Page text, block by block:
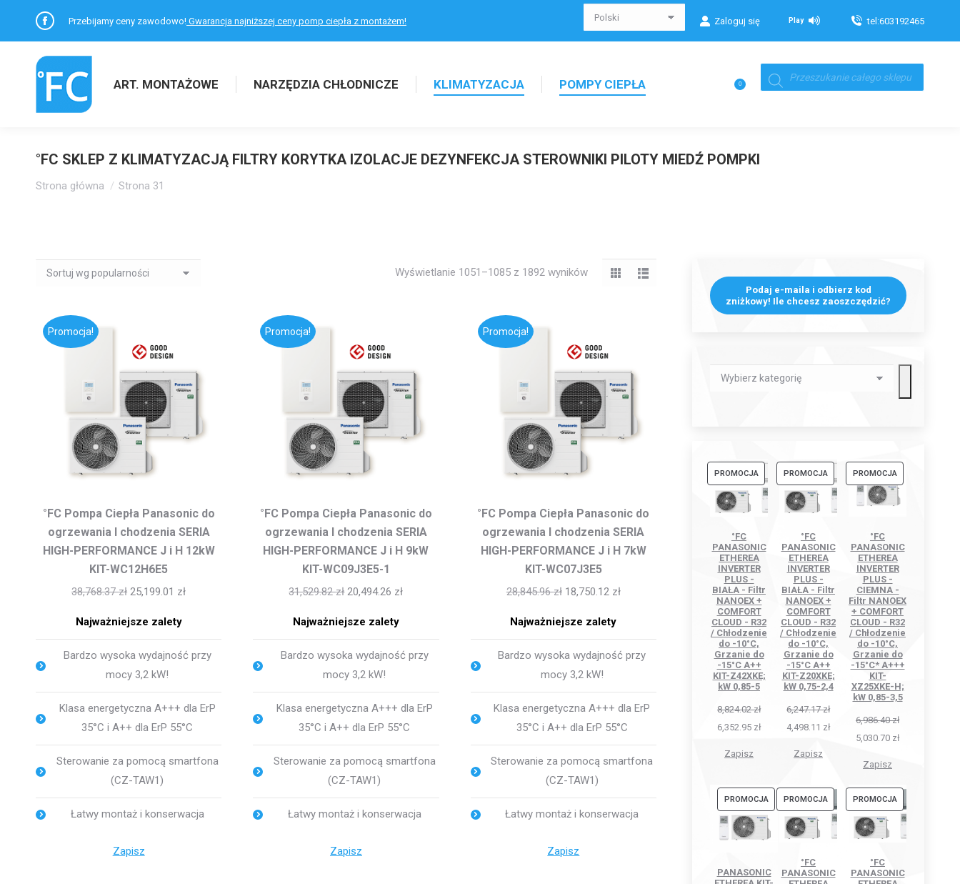
Facebook
w
nowym
Przebijamy ceny zawodowo! Gwarancja najniższej ceny pomp ciepła z montażem! Zaloguj się Play tel:603192465
ART. MONTAŻOWE NARZĘDZIA CHŁODNICZE KLIMATYZACJA POMPY CIEPŁA 0
Wyszukiwarka
produktów
°FC SKLEP Z KLIMATYZACJĄ FILTRY KORYTKA IZOLACJE DEZYNFEKCJA STEROWNIKI PILOTY MIEDŹ POMPKI
Jesteś tutaj:
Strona główna Strona 31
Wyświetlanie 1051–1085 z 1892 wyników
Promocja!
°FC Pompa Ciepła Panasonic do
ogrzewania I chodzenia SERIA
HIGH-PERFORMANCE J i H 12kW
KIT-WC12H6E5
38,768.37zł 25,199.01 zł
Najważniejsze zalety
Bardzo wysoka wydajność przy
mocy 3,2 kW!
Klasa energetyczna A+++ dla ErP
35°C i A++ dla ErP 55°C
Sterowanie za pomocą smartfona
(CZ-TAW1)
Łatwy montaż i konserwacja
Zapisz
Promocja!
°FC Pompa Ciepła Panasonic do
ogrzewania I chodzenia SERIA
HIGH-PERFORMANCE J i H 9kW
KIT-WC09J3E5-1
31,529.82zł 20,494.26 zł
Najważniejsze zalety
Bardzo wysoka wydajność przy
mocy 3,2 kW!
Klasa energetyczna A+++ dla ErP
35°C i A++ dla ErP 55°C
Sterowanie za pomocą smartfona
(CZ-TAW1)
Łatwy montaż i konserwacja
Zapisz
Promocja!
°FC Pompa Ciepła Panasonic do
ogrzewania I chodzenia SERIA
HIGH-PERFORMANCE J i H 7kW
KIT-WC07J3E5
28,845.96zł 18,750.12 zł
Najważniejsze zalety
Bardzo wysoka wydajność przy
mocy 3,2 kW!
Klasa energetyczna A+++ dla ErP
35°C i A++ dla ErP 55°C
Sterowanie za pomocą smartfona
(CZ-TAW1)
Łatwy montaż i konserwacja
Zapisz
Podaj e-maila i odbierz kod
zniżkowy! Ile chcesz zaoszczędzić?
Wybierz
PROMOCJAPRODUKT
W
PROMOCJI
°FC
PANASONIC
ETHEREA
INVERTER
PLUS -
BIAŁA - Filtr
NANOEX +
COMFORT
CLOUD - R32
/ Chłodzenie
do -10°C,
Grzanie do
-15°C A++
KIT-Z42XKE;
kW 0,85-5
8,824.02zł
6,352.95 zł
Zapisz
PROMOCJAPRODUKT
W
PROMOCJI
°FC
PANASONIC
ETHEREA
INVERTER
PLUS -
BIAŁA - Filtr
NANOEX +
COMFORT
CLOUD - R32
/ Chłodzenie
do -10°C,
Grzanie do
-15°C A++
KIT-Z20XKE;
kW 0,75-2,4
6,247.17zł
4,498.11 zł
Zapisz
PROMOCJAPRODUKT
W
°FC
PANASONIC
ETHEREA
INVERTER
PLUS -
CIEMNA -
Filtr NANOEX
+ COMFORT
CLOUD - R32
/ Chłodzenie
do -10°C,
Grzanie do
-15°C* A+++
KIT-
XZ25XKE-H;
kW 0,85-3,5
6,986.40zł
5,030.70 zł
Zapisz
PROMOCJAPRODUKT
W
PROMOCJI
PANASONIC
PROMOCJAPRODUKT
W
PROMOCJI
°FC
PANASONIC
PROMOCJAPRODUKT
W
PROMOCJI
°FC
PANASONIC